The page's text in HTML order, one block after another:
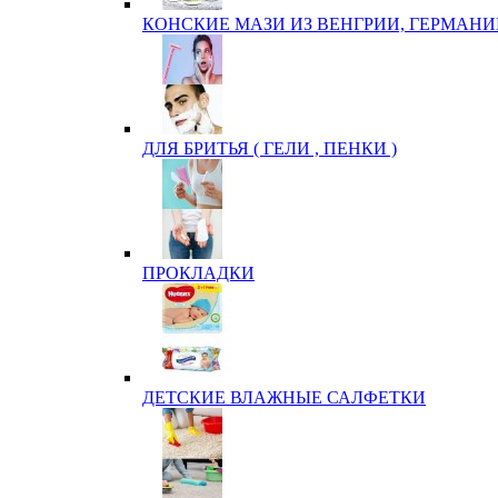
КОНСКИЕ МАЗИ ИЗ ВЕНГРИИ,
ДЛЯ БРИТЬЯ ( ГЕЛИ , ПЕНКИ )
ПРОКЛАДКИ
ДЕТСКИЕ ВЛАЖНЫЕ САЛФЕТКИ